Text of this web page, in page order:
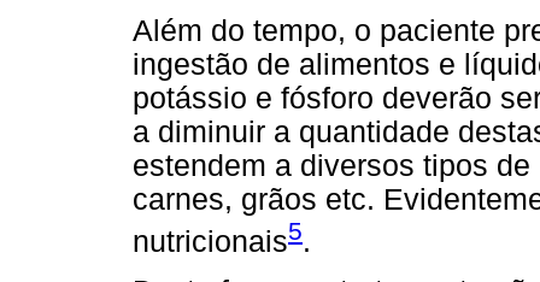
Além do tempo, o paciente
ingestão de alimentos e
potássio e fósforo deverão
a diminuir a quantidade
estendem a diversos tipos
carnes, grãos etc.
nutricionais5.